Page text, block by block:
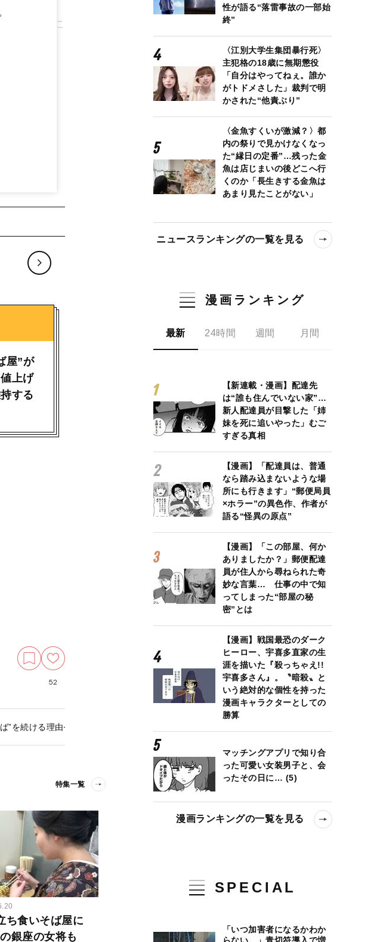
ラーメン
やることに
屋”が
上げ
する
52
を続ける理由──毎朝3時起床の74歳店主が語る、“立ち食いそば”の魅力
特集一覧
ち食いそば屋に
銀座の女将も
性が語る“落雷事故の一部始
終”
〈江別大学生集団暴行死〉
主犯格の18歳に無期懲役
「自分はやってねぇ。誰か
がトドメさした」裁判で明
かされた“他責ぶり”
〈金魚すくいが激減？〉都
内の祭りで見かけなくなっ
た“縁日の定番”…残った金
魚は店じまいの後どこへ行
くのか「長生きする金魚は
あまり見たことがない」
ニュースランキングの一覧を見る
漫画ランキング
最新 24時間 週間 月間
【新連載・漫画】配達先
は“誰も住んでいない家”…
新人配達員が目撃した「姉
妹を死に追いやった」むご
すぎる真相
【漫画】「配達員は、普通
なら踏み込まないような場
所にも行きます」“郵便局員
×ホラー”の異色作、作者が
語る“怪異の原点”
【漫画】「この部屋、何か
ありましたか？」郵便配達
員が住人から尋ねられた奇
妙な言葉… 仕事の中で知
ってしまった“部屋の秘
密”とは
【漫画】戦国最恐のダーク
ヒーロー、宇喜多直家の生
涯を描いた『殺っちゃえ!!
宇喜多さん』。〝暗殺〟と
いう絶対的な個性を持った
漫画キャラクターとしての
勝算
マッチングアプリで知り合
った可愛い女装男子と、会
ったその日に… (5)
漫画ランキングの一覧を見る
SPECIAL
「いつ加害者になるかわか
らない…」青切符導入で増